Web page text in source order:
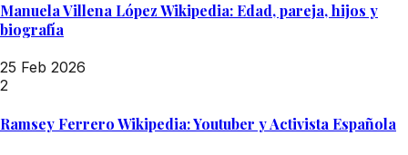
Manuela Villena López Wikipedia: Edad, pareja, hijos y
biografía
25 Feb 2026
2
Ramsey Ferrero Wikipedia: Youtuber y Activista Española